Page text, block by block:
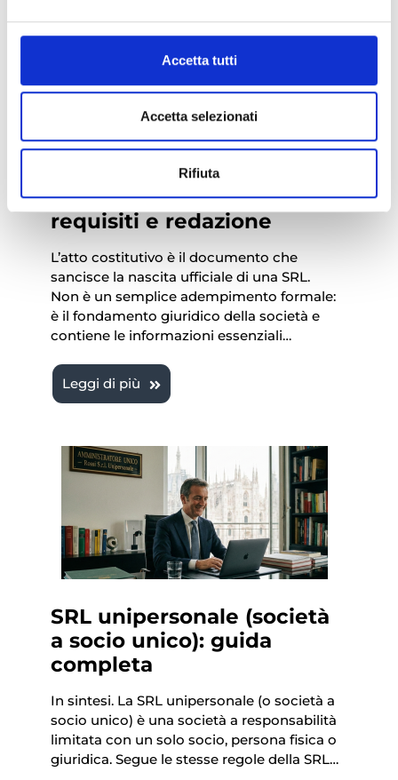
Accetta tutti
Accetta selezionati
Rifiuta
Atto costitutivo SRL:
requisiti e redazione
L’atto costitutivo è il documento che
sancisce la nascita ufficiale di una SRL.
Non è un semplice adempimento formale:
è il fondamento giuridico della società e
contiene le informazioni essenziali…
Leggi di più
SRL unipersonale (società
a socio unico): guida
completa
In sintesi. La SRL unipersonale (o società a
socio unico) è una società a responsabilità
limitata con un solo socio, persona fisica o
giuridica. Segue le stesse regole della SRL…